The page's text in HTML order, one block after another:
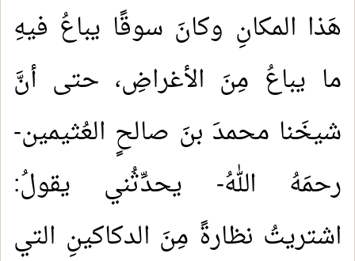
هَذا المكانِ وكانَ سوقًا يباعُ فيهِ
ما يباعُ مِنَ الأغراضِ، حتى أنَّ
شيخَنا محمدَ بنَ صالحٍ العُثيمين-
رحمَهُ اللهُ- يحدِّثُني يقولُ:
اشتريتُ نظارةً مِنَ الدكاكينِ التي